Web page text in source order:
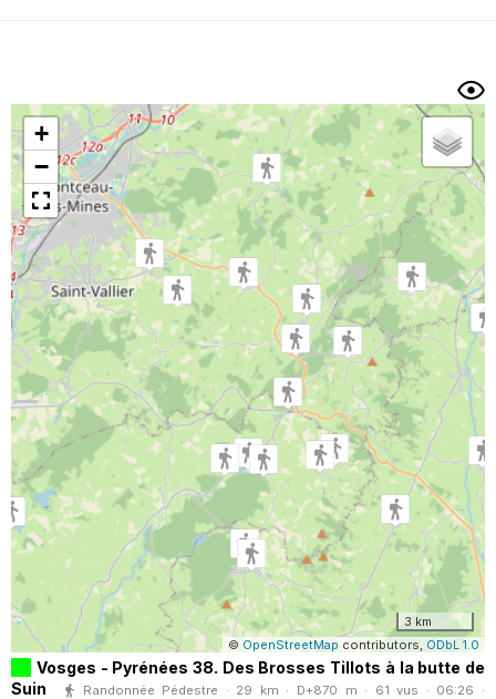
Trier par
Horodatage Photos
+
−
3 km
© OpenStreetMap contributors, ODbL 1.0
Vosges - Pyrénées 38. Des Brosses Tillots à la butte de
Suin
Randonnée Pédestre · 29 km · D+870 m · 61 vus · 06:26 ·